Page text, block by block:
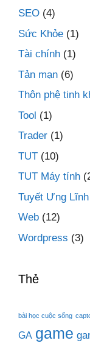
SEO (4)
Sức Khỏe (1)
Tài chính (1)
Tản mạn (6)
Thôn phệ tinh
Tool (1)
Trader (1)
TUT (10)
TUT Máy tính
Tuyết Ưng
Web (12)
Wordpress (3)
Thẻ
bài học cuộc sống
GA game